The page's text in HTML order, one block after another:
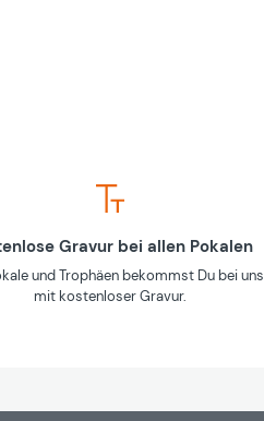
Gravur bei allen Pokalen
und Trophäen bekommst Du bei uns
mit kostenloser Gravur.